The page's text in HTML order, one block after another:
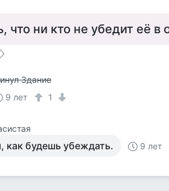
что ни кто не убедит её в
Здание
9 лет
1
как будешь убеждать. 9 лет